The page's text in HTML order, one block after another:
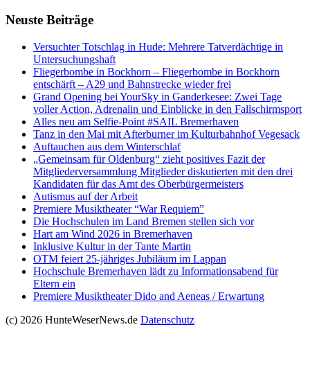
Neuste Beiträge
Versucht­er Totschlag in Hude: Mehrere Tatverdächtige in
Untersuchungshaft
Fliegerbombe in Bockhorn – Fliegerbombe in Bockhorn
entschärft – A29 und Bahnstrecke wieder frei
Grand Opening bei YourSky in Ganderkesee: Zwei Tage
voller Action, Adrenalin und Einblicke in den Fallschirmsport
Alles neu am Selfie-Point #SAIL Bremerhaven
Tanz in den Mai mit Afterburner im Kulturbahnhof Vegesack
Auftauchen aus dem Winterschlaf
„Gemeinsam für Oldenburg“ zieht positives Fazit der
Mitgliederversammlung Mitglieder diskutierten mit den drei
Kandidaten für das Amt des Oberbürgermeisters
Autismus auf der Arbeit
Premiere Musiktheater “War Requiem”
Die Hochschulen im Land Bremen stellen sich vor
Hart am Wind 2026 in Bremerhaven
Inklusive Kultur in der Tante Martin
OTM feiert 25-jähriges Jubiläum im Lappan
Hochschule Bremerhaven lädt zu Informationsabend für
Eltern ein
Premiere Musiktheater Dido and Aeneas / Erwartung
(c) 2026 HunteWeserNews.de Datenschutz